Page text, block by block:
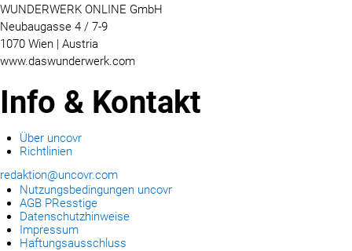
WUNDERWERK ONLINE GmbH
Neubaugasse 4 / 7-9
1070 Wien | Austria
www.daswunderwerk.com
Info & Kontakt
Über uncovr
Richtlinien
redaktion@uncovr.com
Nutzungsbedingungen uncovr
AGB PResstige
Datenschutzhinweise
Impressum
Haftungsausschluss